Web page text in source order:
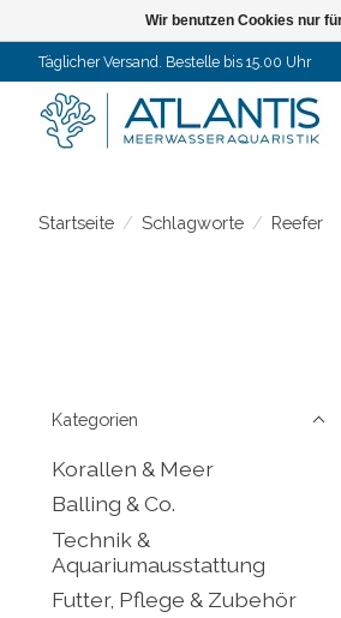
Täglicher Versand. Bestelle bis 15.00 Uhr
Startseite / Schlagworte / Reefer
Kategorien
Korallen & Meer
Balling & Co.
Technik &
Aquariumausstattung
Futter, Pflege & Zubehör
Wir benutzen Cookies nur